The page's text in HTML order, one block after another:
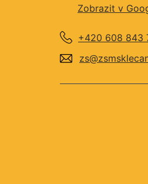
Zobrazit v
+420 608 843